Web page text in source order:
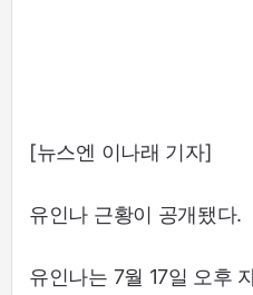
[뉴스엔 이나래 기자]
유인나 근황이 공개됐다.
유인나는 7월 17일 오후